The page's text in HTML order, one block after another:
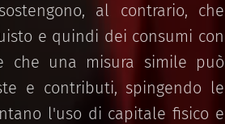
al contrario, che
e quindi dei consumi con
che una misura simile può
e contributi, spingendo le
l'uso di capitale fisico e